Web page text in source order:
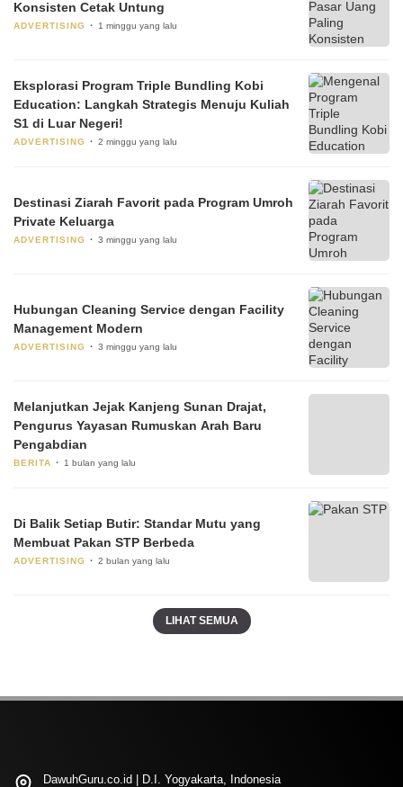
Konsisten Cetak Untung
ADVERTISING 1 minggu yang lalu
Eksplorasi Program Triple Bundling Kobi
Education: Langkah Strategis Menuju Kuliah
S1 di Luar Negeri!
ADVERTISING 2 minggu yang lalu
Destinasi Ziarah Favorit pada Program Umroh
Private Keluarga
ADVERTISING 3 minggu yang lalu
Hubungan Cleaning Service dengan Facility
Management Modern
ADVERTISING 3 minggu yang lalu
Melanjutkan Jejak Kanjeng Sunan Drajat,
Pengurus Yayasan Rumuskan Arah Baru
Pengabdian
BERITA 1 bulan yang lalu
Di Balik Setiap Butir: Standar Mutu yang
Membuat Pakan STP Berbeda
ADVERTISING 2 bulan yang lalu
LIHAT SEMUA
DawuhGuru.co.id | D.I. Yogyakarta, Indonesia